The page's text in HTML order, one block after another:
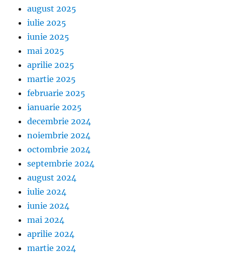
august 2025
iulie 2025
iunie 2025
mai 2025
aprilie 2025
martie 2025
februarie 2025
ianuarie 2025
decembrie 2024
noiembrie 2024
octombrie 2024
septembrie 2024
august 2024
iulie 2024
iunie 2024
mai 2024
aprilie 2024
martie 2024